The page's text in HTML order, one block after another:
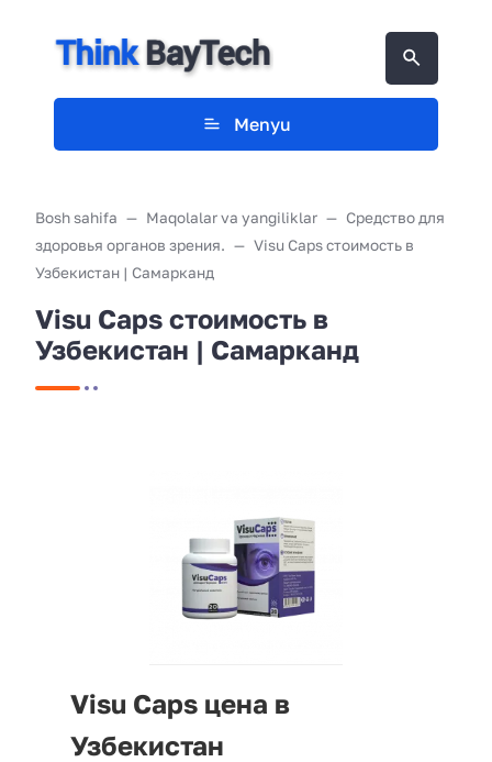
Menyu
Bosh sahifa Maqolalar va yangiliklar
Средство для
здоровья органов зрения.
Visu Caps стоимость в
Узбекистан | Самарканд
Visu Caps стоимость в
Узбекистан | Самарканд
Visu Caps цена в
Узбекистан